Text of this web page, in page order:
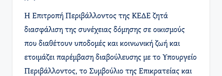
Η Επιτροπή Περιβάλλοντος της ΚΕΔΕ ζητά
διασφάλιση της συνέχειας δόμησης σε οικισμούς
που διαθέτουν υποδομές και κοινωνική ζωή και
ετοιμάζει παρέμβαση διαβούλευσης με το Υπουργείο
Περιβάλλοντος, το Συμβούλιο της Επικρατείας και